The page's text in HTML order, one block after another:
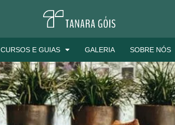
CURSOS E GUIAS GALERIA SOBRE NÓS